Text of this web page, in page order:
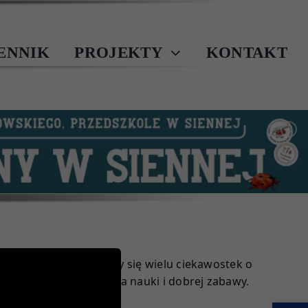
PROJEKTY KONTAKT
dowiedzieliśmy się wielu ciekawostek o
bardzo ciekawa, pełna nauki i dobrej zabawy.